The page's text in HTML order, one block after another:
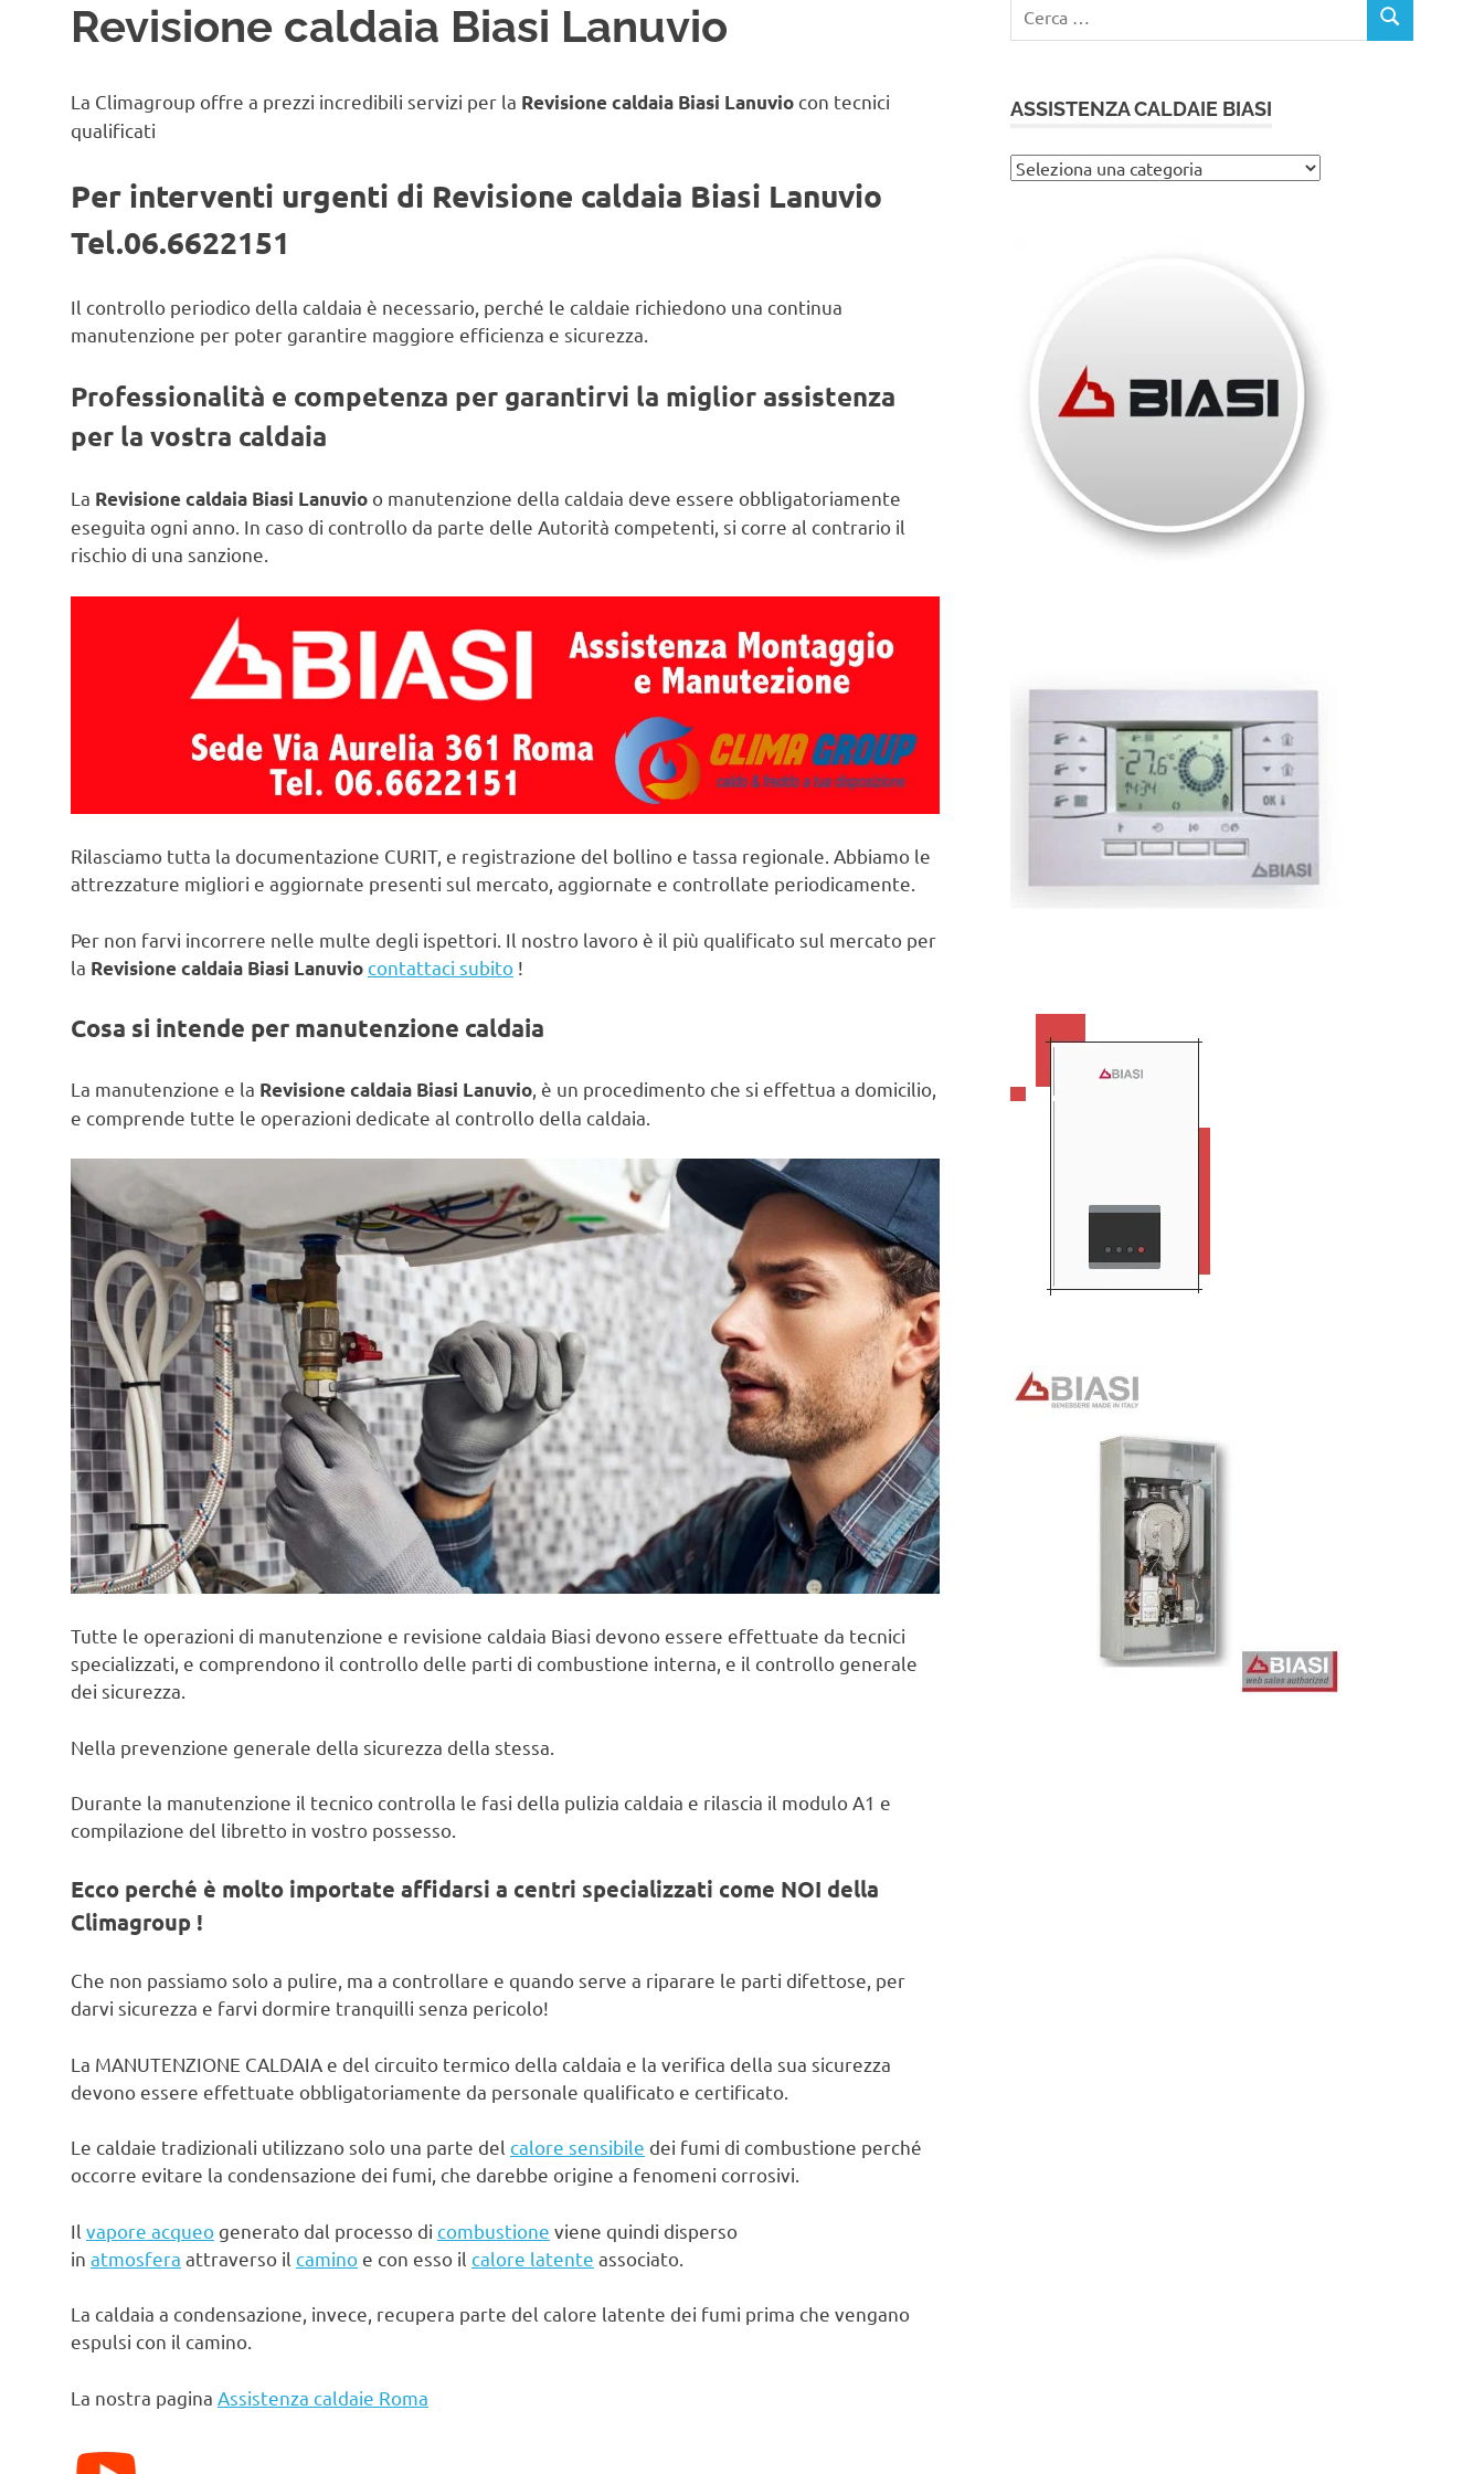
Revisione caldaia Biasi Lanuvio
La Climagroup offre a prezzi incredibili servizi per la Revisione caldaia Biasi Lanuvio con tecnici
qualificati
Per interventi urgenti di Revisione caldaia Biasi Lanuvio
Tel.06.6622151
Il controllo periodico della caldaia è necessario, perché le caldaie richiedono una continua
manutenzione per poter garantire maggiore efficienza e sicurezza.
Professionalità e competenza per garantirvi la miglior assistenza
per la vostra caldaia
La Revisione caldaia Biasi Lanuvio o manutenzione della caldaia deve essere obbligatoriamente
eseguita ogni anno. In caso di controllo da parte delle Autorità competenti, si corre al contrario il
rischio di una sanzione.
Rilasciamo tutta la documentazione CURIT, e registrazione del bollino e tassa regionale. Abbiamo le
attrezzature migliori e aggiornate presenti sul mercato, aggiornate e controllate periodicamente.
Per non farvi incorrere nelle multe degli ispettori. Il nostro lavoro è il più qualificato sul mercato per
la Revisione caldaia Biasi Lanuviocontattaci subito !
Cosa si intende per manutenzione caldaia
La manutenzione e la Revisione caldaia Biasi Lanuvio , è un procedimento che si effettua a domicilio,
e comprende tutte le operazioni dedicate al controllo della caldaia.
Tutte le operazioni di manutenzione e revisione caldaia Biasi devono essere effettuate da tecnici
specializzati, e comprendono il controllo delle parti di combustione interna, e il controllo generale
dei sicurezza.
Nella prevenzione generale della sicurezza della stessa.
Durante la manutenzione il tecnico controlla le fasi della pulizia caldaia e rilascia il modulo A1 e
compilazione del libretto in vostro possesso.
Ecco perché è molto importate affidarsi a centri specializzati come NOI della
Climagroup !
Che non passiamo solo a pulire, ma a controllare e quando serve a riparare le parti difettose, per
darvi sicurezza e farvi dormire tranquilli senza pericolo!
La MANUTENZIONE CALDAIA e del circuito termico della caldaia e la verifica della sua sicurezza
devono essere effettuate obbligatoriamente da personale qualificato e certificato.
Le caldaie tradizionali utilizzano solo una parte del calore sensibile dei fumi di combustione perché
occorre evitare la condensazione dei fumi, che darebbe origine a fenomeni corrosivi.
Il vapore acqueo generato dal processo di combustione viene quindi disperso
in atmosfera attraverso il camino e con esso il calore latente associato.
La caldaia a condensazione, invece, recupera parte del calore latente dei fumi prima che vengano
espulsi con il camino.
La nostra pagina Assistenza caldaie Roma
per:
CERCA
ASSISTENZA CALDAIE BIASI
Assistenza